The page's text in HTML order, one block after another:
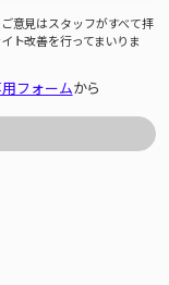
意見はスタッフがすべて拝
ト改善を行ってまいりま
フォームから